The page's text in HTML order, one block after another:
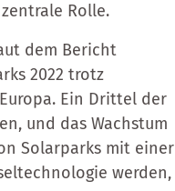
Rolle.
dem Bericht
2022 trotz
Ein Drittel der
und das Wachstum
Solarparks mit einer
werden,